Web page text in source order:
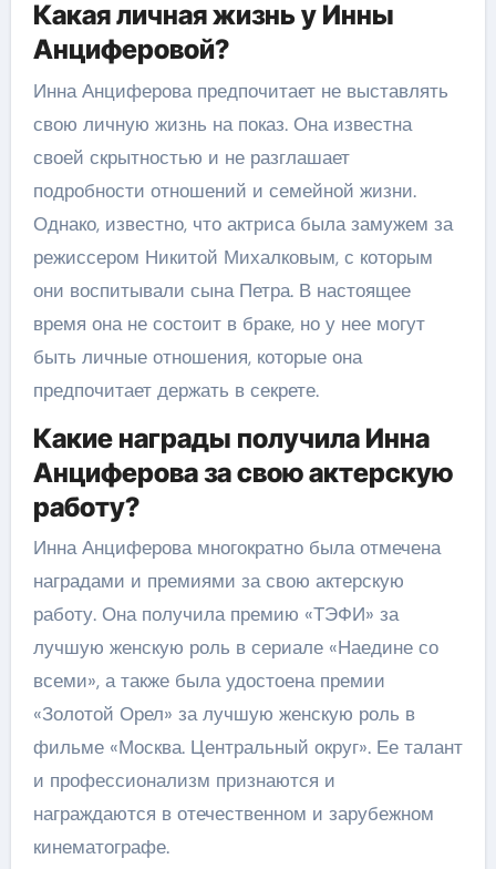
Какая личная жизнь у Инны
Анциферовой?
Инна Анциферова предпочитает не выставлять
свою личную жизнь на показ. Она известна
своей скрытностью и не разглашает
подробности отношений и семейной жизни.
Однако, известно, что актриса была замужем за
режиссером Никитой Михалковым, с которым
они воспитывали сына Петра. В настоящее
время она не состоит в браке, но у нее могут
быть личные отношения, которые она
предпочитает держать в секрете.
Какие награды получила Инна
Анциферова за свою актерскую
работу?
Инна Анциферова многократно была отмечена
наградами и премиями за свою актерскую
работу. Она получила премию «ТЭФИ» за
лучшую женскую роль в сериале «Наедине со
всеми», а также была удостоена премии
«Золотой Орел» за лучшую женскую роль в
фильме «Москва. Центральный округ». Ее талант
и профессионализм признаются и
награждаются в отечественном и зарубежном
кинематографе.